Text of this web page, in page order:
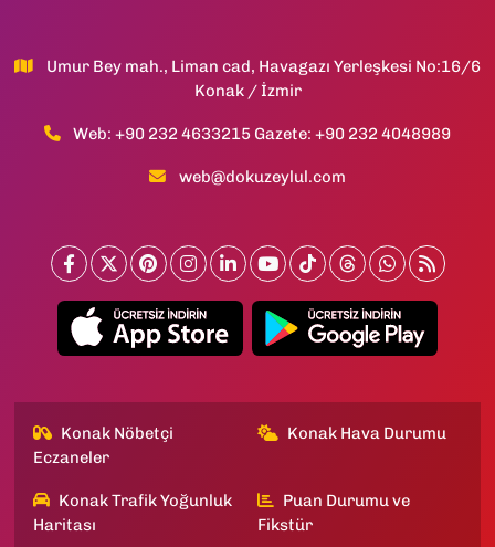
Umur Bey mah., Liman cad, Havagazı Yerleşkesi No:16/6
Konak / İzmir
Web: +90 232 4633215 Gazete: +90 232 4048989
web@dokuzeylul.com
Konak Nöbetçi
Eczaneler
Konak Hava Durumu
Konak Trafik Yoğunluk
Haritası
Puan Durumu ve
Fikstür